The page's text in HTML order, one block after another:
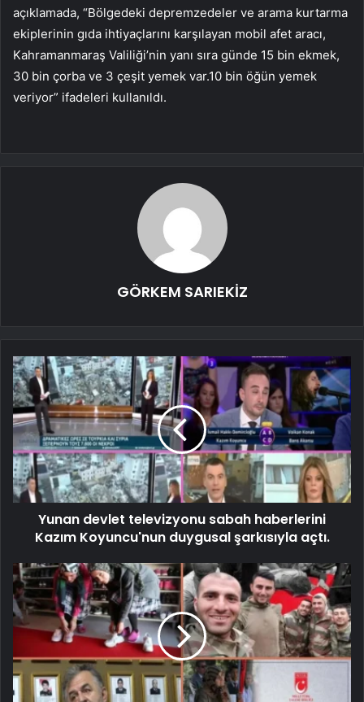
açıklamada, “Bölgedeki depremzedeler ve arama kurtarma
ekiplerinin gıda ihtiyaçlarını karşılayan mobil afet aracı,
Kahramanmaraş Valiliği’nin yanı sıra günde 15 bin ekmek,
30 bin çorba ve 3 çeşit yemek var.10 bin öğün yemek
veriyor” ifadeleri kullanıldı.
GÖRKEM SARIEKİZ
Yunan devlet televizyonu sabah haberlerini
Kazım Koyuncu'nun duygusal şarkısıyla açtı.